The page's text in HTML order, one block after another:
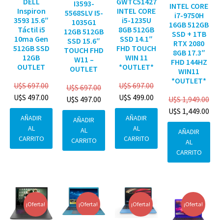
Inspiron
3593 15.6″
Táctil i5
10ma Gen
512GB SSD
12GB
OUTLET
U$S697.00
U$S 497.00
AÑADIR
AL
CARRITO
I3593-
5568SLV I5-
1035G1
12GB 512GB
SSD 15.6″
TOUCH FHD
W11 –
OUTLET
U$S697.00
U$S 497.00
AÑADIR
AL
CARRITO
INTEL CORE
i5-1235U
8GB 512GB
SSD 14.1″
FHD TOUCH
WIN 11
*OUTLET*
U$S697.00
U$S 499.00
AÑADIR
AL
CARRITO
INTEL CORE
i7-9750H
16GB 512GB
SSD + 1TB
RTX 2080
8GB 17.3″
FHD 144HZ
WIN11
*OUTLET*
U$S1,949.00
U$S 1,449.00
AÑADIR
AL
CARRITO
¡Oferta! ¡Oferta! ¡Oferta! ¡Oferta!